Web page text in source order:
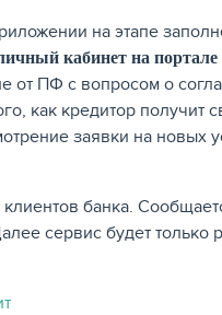
на этапе
кабинет на портале
ПФ с вопросом о
как кредитор получит
заявки на новых
банка.
сервис будет только